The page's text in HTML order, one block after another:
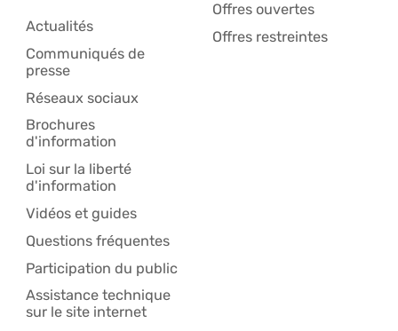
Actualités
Communiqués de
presse
Réseaux sociaux
Brochures
d'information
Loi sur la liberté
d'information
Vidéos et guides
Questions fréquentes
Participation du public
Assistance technique
sur le site internet
Offres ouvertes
Offres restreintes